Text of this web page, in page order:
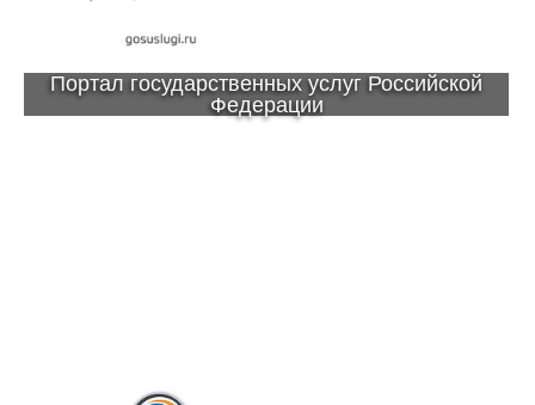
Портал государственных услуг Российской
Федерации